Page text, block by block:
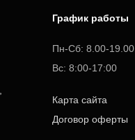
График работы
Пн-Сб: 8.00-19.00
Вс: 8:00-17:00
Карта сайта
Договор оферты